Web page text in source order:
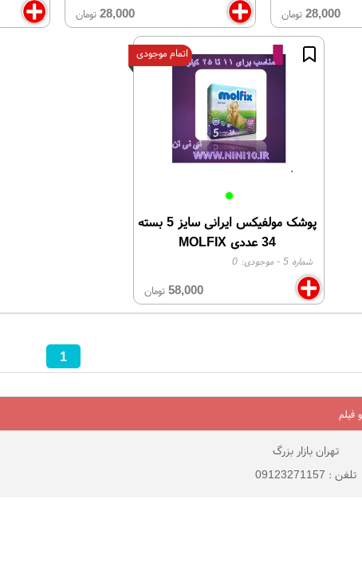
28,000تومان 28,000 تومان
پوشک مولفیکس ایرانی سایز 5 بسته
34 عددی MOLFIX
شماره 5 - موجودی:0
58,000 تومان
اتمام موجودی
1
فیلم
تهران بازار بزرگ
تلفن : 09123271157